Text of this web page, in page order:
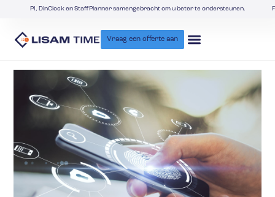
PI, DinClock en StaffPlanner samengebracht om u beter te ondersteunen.
Vraag een offerte aan